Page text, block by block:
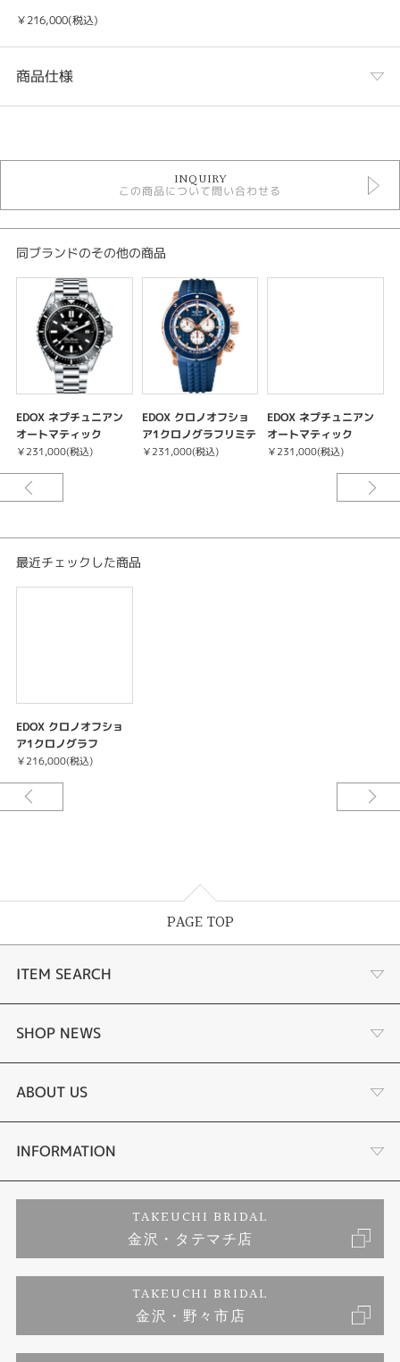
￥216,000(税込)
商品仕様
時計
30気圧防水以上
メンズウォッチ
金属ベルト
メンズ 腕時計
エドックス
性別
メンズ
腕時計
EDOX
パワーボートレースのタフでダイナミックな世界観を表現した、
INQUIRY
この商品について問い合わせる
同ブランドのその他の商品
EDOX ネプチュニアン
オートマティック
￥231,000(税込)
EDOX クロノオフショ
ア1クロノグラフリミテ
ッドエディション
￥231,000(税込)
EDOX ネプチュニアン
オートマティック
￥231,000(税込)
最近チェックした商品
EDOX クロノオフショ
ア1クロノグラフ
￥216,000(税込)
PAGE TOP
ITEM SEARCH
婚約指輪
結婚指輪
セットリング
婚約ネックレス
ダイヤモンド
ジュエリーリフォーム
SHOP NEWS
選ばれる理由まとめ
お客様の声
プロポーズサポート
ブランドリスト
福井指輪工房｜手作りペアリング
ABOUT US
会社概要
お客様の声
INFORMATION
プライバシーポリシー
TAKEUCHI BRIDAL
金沢・タテマチ店
TAKEUCHI BRIDAL
金沢・野々市店